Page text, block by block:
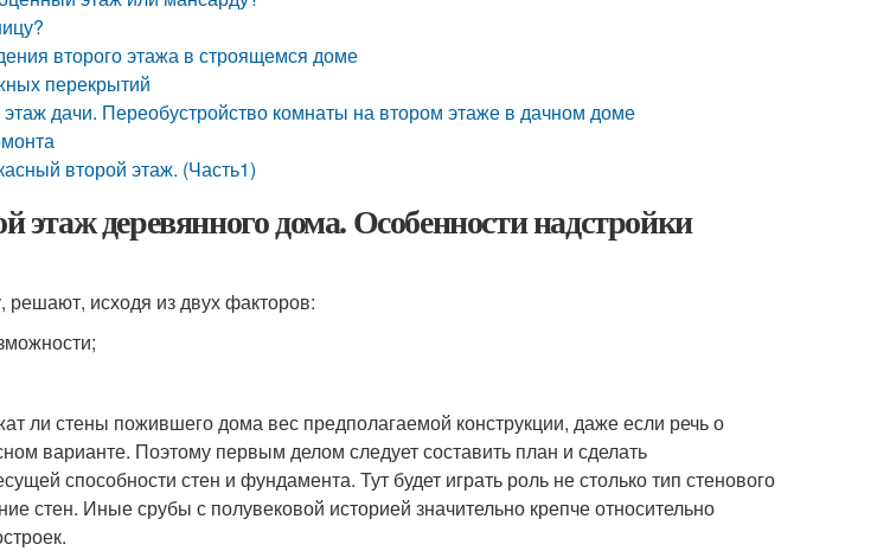
второго этажа в строящемся доме
перекрытий
этаж дачи. Переобустройство комнаты на втором этаже в дачном доме
второй этаж. (Часть1)
этаж деревянного дома. Особенности надстройки
решают, исходя из двух факторов:
ли стены пожившего дома вес предполагаемой конструкции, даже если речь о
варианте. Поэтому первым делом следует составить план и сделать
способности стен и фундамента. Тут будет играть роль не столько тип стенового
стен. Иные срубы с полувековой историей значительно крепче относительно